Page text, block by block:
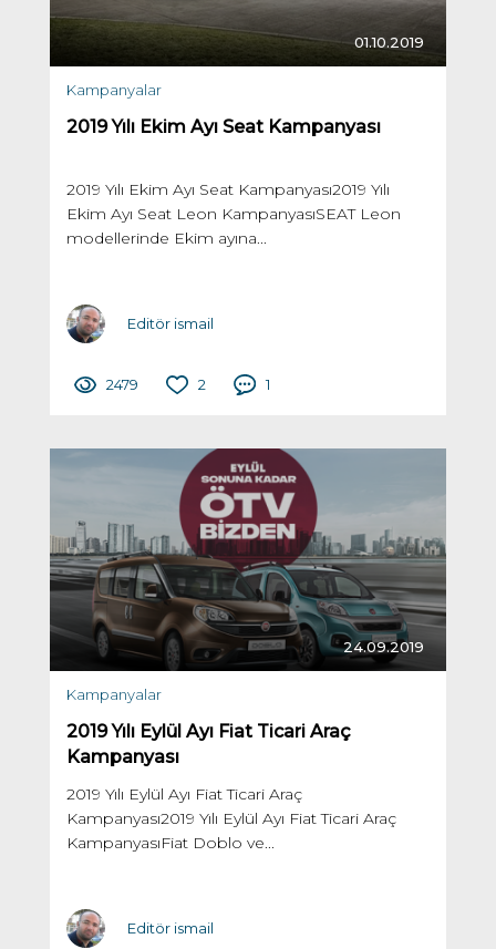
01.10.2019
Kampanyalar
2019 Yılı Ekim Ayı Seat Kampanyası
2019 Yılı Ekim Ayı Seat Kampanyası2019 Yılı
Ekim Ayı Seat Leon KampanyasıSEAT Leon
modellerinde Ekim ayına...
Editör ismail
2479 2 1
24.09.2019
Kampanyalar
2019 Yılı Eylül Ayı Fiat Ticari Araç
Kampanyası
2019 Yılı Eylül Ayı Fiat Ticari Araç
Kampanyası2019 Yılı Eylül Ayı Fiat Ticari Araç
KampanyasıFiat Doblo ve...
Editör ismail